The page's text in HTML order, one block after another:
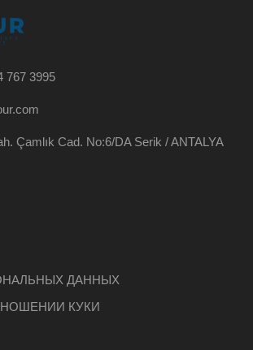
767 3995
Çamlık Cad. No:6/DA Serik / ANTALYA
ДАННЫХ
КУКИ